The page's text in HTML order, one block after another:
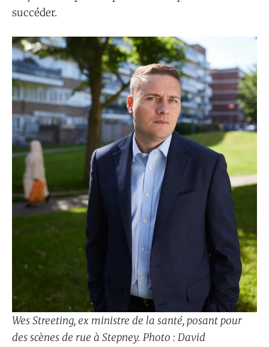
succéder.
Wes Streeting, ex ministre de la santé, posant pour
des scènes de rue à Stepney. Photo : David